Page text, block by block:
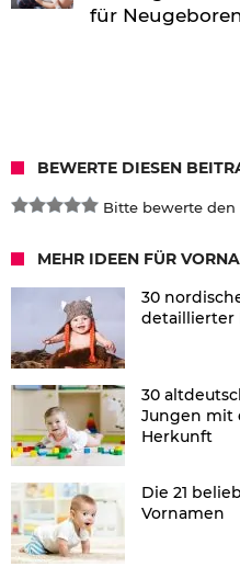
für
BEWERTE DIESEN
Bitte bewerte den
MEHR IDEEN FÜR
30
detaillierter
30
Jungen mit
Herkunft
Die 21
Vornamen